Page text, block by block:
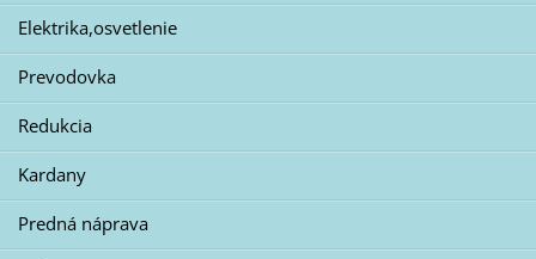
Elektrika,osvetlenie
Prevodovka
Redukcia
Kardany
Predná náprava